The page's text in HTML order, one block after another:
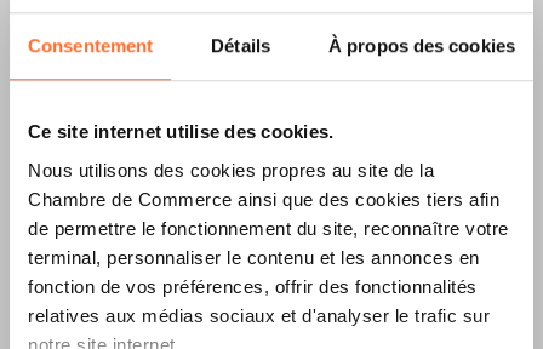
Consentement Détails À propos des cookies
Ce site internet utilise des cookies.
Nous utilisons des cookies propres au site de la
Chambre de Commerce ainsi que des cookies tiers afin
de permettre le fonctionnement du site, reconnaître votre
terminal, personnaliser le contenu et les annonces en
fonction de vos préférences, offrir des fonctionnalités
relatives aux médias sociaux et d'analyser le trafic sur
notre site internet.
Merkur Magazine
L’ÉDITIONÉTÉ
2026EST
DISPONIBLE !